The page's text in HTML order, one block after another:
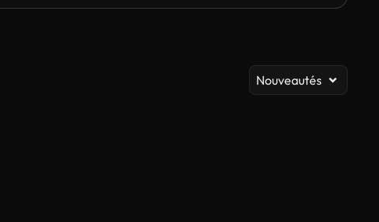
Nouveautés